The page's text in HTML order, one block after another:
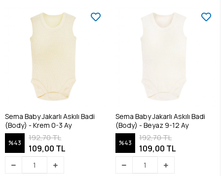
Sema Baby Jakarlı Askılı Badi
(Body) - Krem 0-3 Ay
%43
192,70 TL
109,00 TL
Sema Baby Jakarlı Askılı Badi
(Body) - Beyaz 9-12 Ay
%43
192,70 TL
109,00 TL